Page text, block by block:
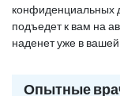
конфиденциальных
подъедет к вам на
наденет уже в
Опытные